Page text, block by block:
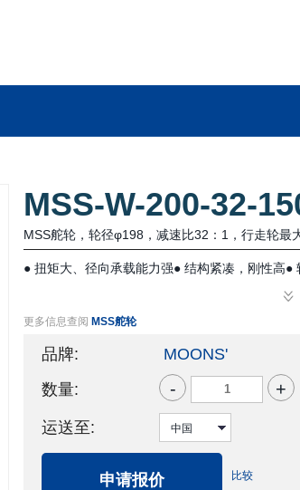
MSS-W-200-32-
MSS舵轮，轮径φ198，减速比32：1，行走轮最
● 扭矩大、径向承载能力强● 结构紧凑，刚性高
更多信息查阅 MSS舵轮
品牌:
MOONS'
数量:
- +
运送至:
申请报价 比较